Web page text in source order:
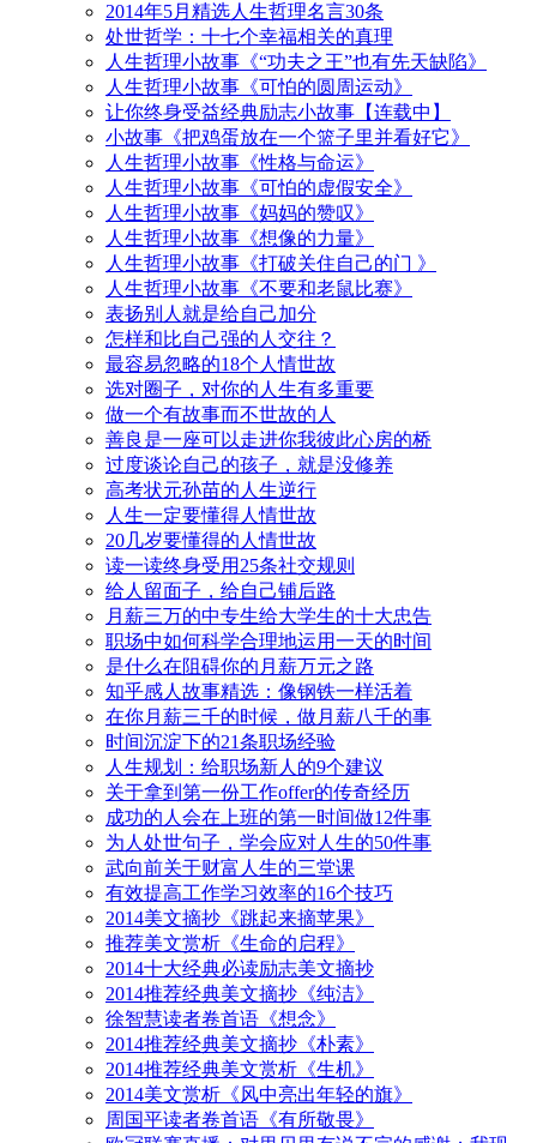
2014年5月精选人生哲理名言30条
处世哲学：十七个幸福相关的真理
人生哲理小故事《“功夫之王”也有先天缺陷》
人生哲理小故事《可怕的圆周运动》
让你终身受益经典励志小故事【连载中】
小故事《把鸡蛋放在一个篮子里并看好它》
人生哲理小故事《性格与命运》
人生哲理小故事《可怕的虚假安全》
人生哲理小故事《妈妈的赞叹》
人生哲理小故事《想像的力量》
人生哲理小故事《打破关住自己的门 》
人生哲理小故事《不要和老鼠比赛》
表扬别人就是给自己加分
怎样和比自己强的人交往？
最容易忽略的18个人情世故
选对圈子，对你的人生有多重要
做一个有故事而不世故的人
善良是一座可以走进你我彼此心房的桥
过度谈论自己的孩子，就是没修养
高考状元孙苗的人生逆行
人生一定要懂得人情世故
20几岁要懂得的人情世故
读一读终身受用25条社交规则
给人留面子，给自己铺后路
月薪三万的中专生给大学生的十大忠告
职场中如何科学合理地运用一天的时间
是什么在阻碍你的月薪万元之路
知乎感人故事精选：像钢铁一样活着
在你月薪三千的时候，做月薪八千的事
时间沉淀下的21条职场经验
人生规划：给职场新人的9个建议
关于拿到第一份工作offer的传奇经历
成功的人会在上班的第一时间做12件事
为人处世句子，学会应对人生的50件事
武向前关于财富人生的三堂课
有效提高工作学习效率的16个技巧
2014美文摘抄《跳起来摘苹果》
推荐美文赏析《生命的启程》
2014十大经典必读励志美文摘抄
2014推荐经典美文摘抄《纯洁》
徐智慧读者卷首语《想念》
2014推荐经典美文摘抄《朴素》
2014推荐经典美文赏析《生机》
2014美文赏析《风中亮出年轻的旗》
周国平读者卷首语《有所敬畏》